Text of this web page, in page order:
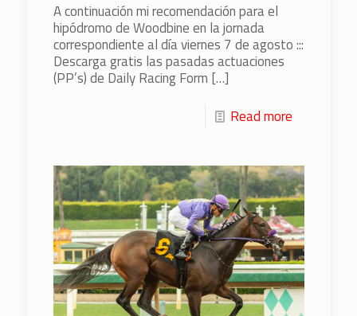
A continuación mi recomendación para el
hipódromo de Woodbine en la jornada
correspondiente al día viernes 7 de agosto :::
Descarga gratis las pasadas actuaciones
(PP’s) de Daily Racing Form […]
Read more